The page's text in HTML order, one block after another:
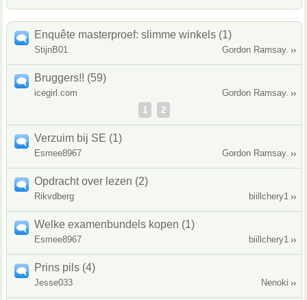
Enquête masterproef: slimme winkels (1)
StijnB01 Gordon Ramsay.
Bruggers!! (59)
icegirl.com
Gordon Ramsay.
1
2
Verzuim bij SE (1)
Esmee8967 Gordon Ramsay.
Opdracht over lezen (2)
Rikvdberg biillchery1
Welke examenbundels kopen (1)
Esmee8967 biillchery1
Prins pils (4)
Jesse033 Nenoki